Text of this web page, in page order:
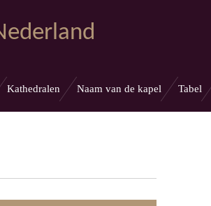
Kathedralen Naam van de kapel Tabel